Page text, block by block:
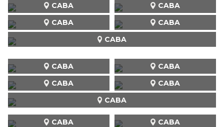
CABA
CABA
CABA
CABA
CABA
CABA CABA
CABA
CABA CABA
CABA CABA